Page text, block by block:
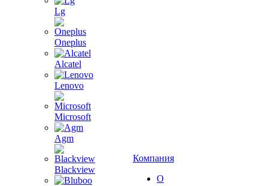
Lg
Oneplus
Alcatel
Lenovo
Microsoft
Agm
Blackview
Компания
О